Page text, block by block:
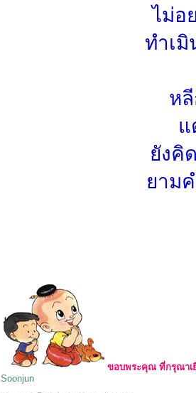
ไม่อ
ทำเ
ห
แ
ยังคิ
ยาม
ขอบพระคุณ ที่กรุณาเ
Soonjun